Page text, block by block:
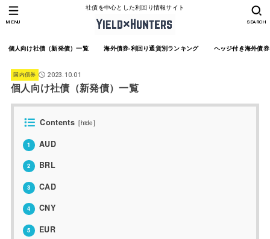
社債を中心とした利回り情報サイト
個人向け社債（新発債）一覧 海外債券-利回り通貨別ランキング ヘッジ付き海外債
SEARCH
MENU
国内債券 2023.10.01
個人向け社債（新発債）一覧
Contents [hide]
1 AUD
2 BRL
3 CAD
4 CNY
5 EUR